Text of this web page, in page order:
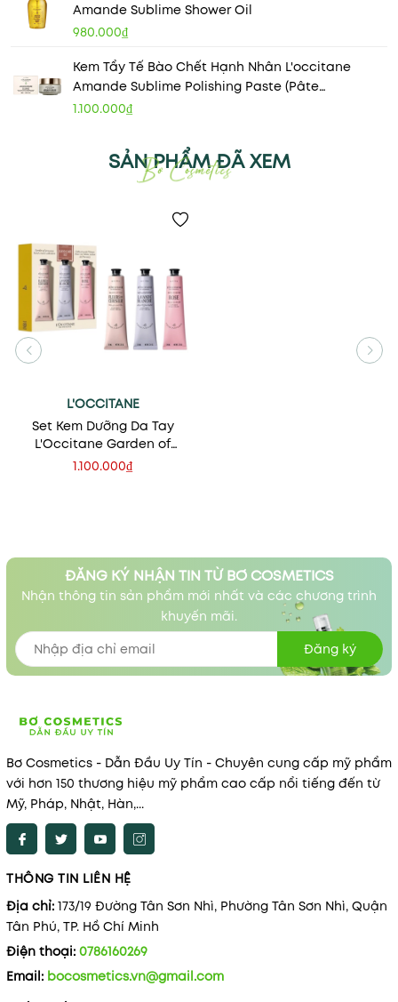
Amande Sublime Shower Oil
980.000₫
Kem Tẩy Tế Bào Chết Hạnh Nhân L'occitane
Amande Sublime Polishing Paste (Pâte
Gommante) 200ml
1.100.000₫
SẢN PHẨM ĐÃ XEM
L'OCCITANE
Set Kem Dưỡng Da Tay
L'Occitane Garden of
Provence Hand Cream
1.100.000₫
ĐĂNG KÝ NHẬN TIN TỪ BƠ COSMETICS
Nhận thông tin sản phẩm mới nhất và các chương trình
khuyến mãi.
Đăng ký
Bơ Cosmetics - Dẫn Đầu Uy Tín - Chuyên cung cấp mỹ phẩm
với hơn 150 thương hiệu mỹ phẩm cao cấp nổi tiếng đến từ
Mỹ, Pháp, Nhật, Hàn,...
THÔNG TIN LIÊN HỆ
Địa chỉ: 173/19 Đường Tân Sơn Nhì, Phường Tân Sơn Nhì, Quận
Tân Phú, TP. Hồ Chí Minh
Điện thoại: 0786160269
Email: bocosmetics.vn@gmail.com